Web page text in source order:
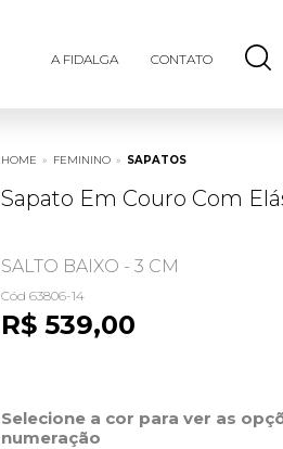
A FIDALGA CONTATO
HOME » FEMININO » SAPATOS
Sapato Em Couro Com
SALTO BAIXO - 3 CM
Cód 63806-14
R$ 539,00
Selecione a cor para ver as
numeração